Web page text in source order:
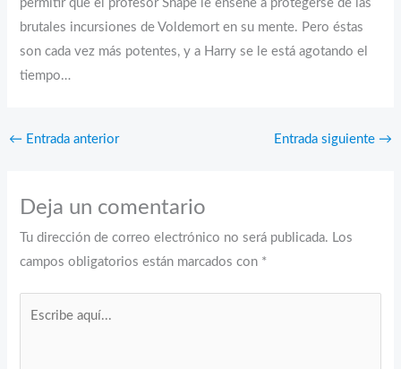
permitir que el profesor Snape le enseñe a protegerse de las
brutales incursiones de Voldemort en su mente. Pero éstas
son cada vez más potentes, y a Harry se le está agotando el
tiempo…
← Entrada anterior Entrada siguiente →
Deja un comentario
Tu dirección de correo electrónico no será publicada. Los
campos obligatorios están marcados con *